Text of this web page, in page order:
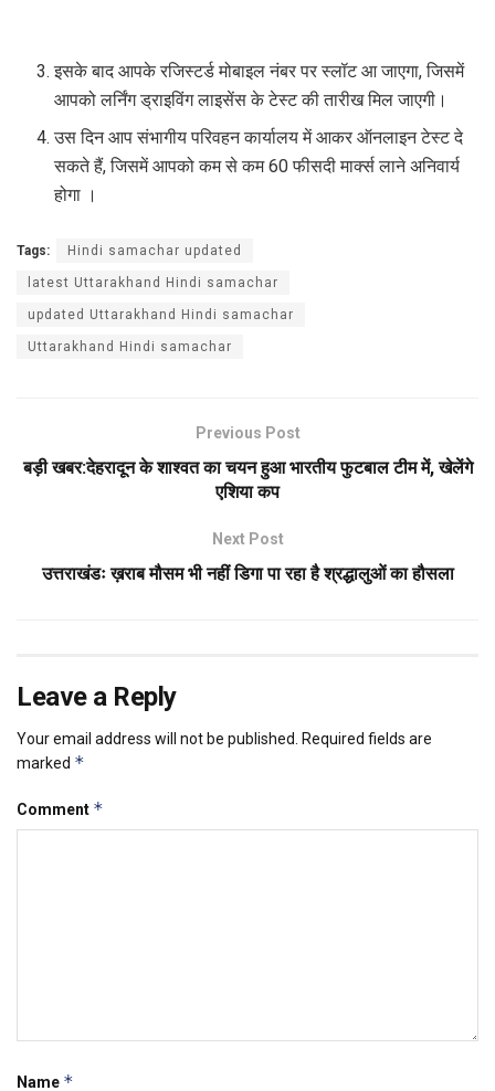
इसके बाद आपके रजिस्टर्ड मोबाइल नंबर पर स्लॉट आ जाएगा, जिसमें
आपको लर्निंग ड्राइविंग लाइसेंस के टेस्ट की तारीख मिल जाएगी।
उस दिन आप संभागीय परिवहन कार्यालय में आकर ऑनलाइन टेस्ट दे
सकते हैं, जिसमें आपको कम से कम 60 फीसदी मार्क्स लाने अनिवार्य
होगा ।
Tags: Hindi samachar updated
latest Uttarakhand Hindi samachar
updated Uttarakhand Hindi samachar
Uttarakhand Hindi samachar
Previous Post
बड़ी खबर:देहरादून के शाश्वत का चयन हुआ भारतीय फुटबाल टीम में, खेलेंगे
एशिया कप
Next Post
उत्तराखंडः ख़राब मौसम भी नहीं डिगा पा रहा है श्रद्धालुओं का हौसला
Leave a Reply
Your email address will not be published. Required fields are
marked *
Comment *
Name *